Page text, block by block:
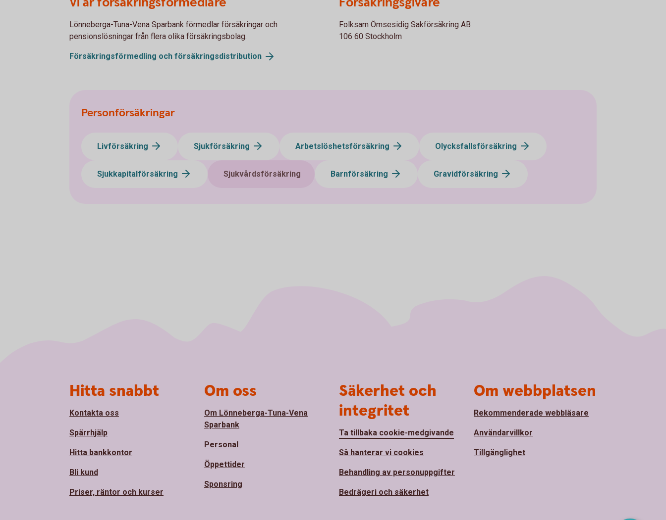
Lönneberga-Tuna-Vena Sparbank förmedlar försäkringar och
pensionslösningar från flera olika försäkringsbolag.
Försäkringsförmedling och försäkringsdistribution
Folksam Ömsesidig Sakförsäkring AB
106 60 Stockholm
Personförsäkringar
Livförsäkring Sjukförsäkring Arbetslöshetsförsäkring Olycksfallsförsäkring
Sjukkapitalförsäkring Sjukvårdsförsäkring Barnförsäkring Gravidförsäkring
Hitta snabbt
Kontakta oss
Spärrhjälp
Hitta bankkontor
Bli kund
Priser, räntor och kurser
Om oss
Om Lönneberga-Tuna-Vena
Sparbank
Personal
Öppettider
Sponsring
Säkerhet och
integritet
Ta tillbaka cookie-medgivande
Så hanterar vi cookies
Behandling av personuppgifter
Bedrägeri och säkerhet
Om webbplatsen
Rekommenderade webbläsare
Användarvillkor
Tillgänglighet